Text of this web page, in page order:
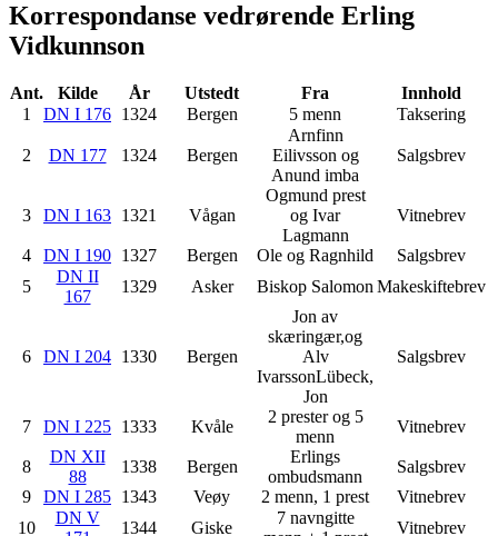
Korrespondanse vedrørende Erling
Vidkunnson
Ant. Kilde År Utstedt Fra
Innhold
1
DN I 176 1324 Bergen 5 menn Taksering
2 DN 177 1324 Bergen
Arnfinn
Eilivsson og
Anund imba
Salgsbrev
3 DN I 163 1321 Vågan
Ogmund prest
og Ivar
Lagmann
Vitnebrev
4 DN I 190 1327 Bergen Ole og Ragnhild
Salgsbrev
5
DN II
167
1329 Asker Biskop Salomon Makeskiftebrev
6 DN I 204 1330 Bergen
Jon av
skæringær,og
Alv
IvarssonLübeck,
Jon
Salgsbrev
7 DN I 225 1333 Kvåle
2 prester og 5
menn
Vitnebrev
8
DN XII
88
1338 Bergen
Erlings
ombudsmann
Salgsbrev
9
DN I 285 1343 Veøy 2 menn, 1 prest
Vitnebrev
10
DN V
1344 Giske
7 navngitte
Vitnebrev